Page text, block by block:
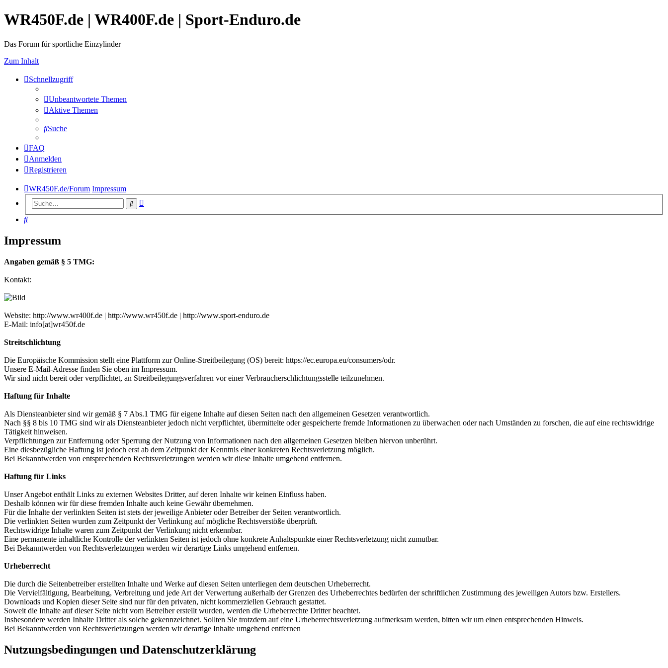
WR450F.de | WR400F.de | Sport-Enduro.de
Das Forum für sportliche Einzylinder
Zum Inhalt
Schnellzugriff
Unbeantwortete Themen
Aktive Themen
Suche
FAQ
Anmelden
Registrieren
WR450F.de/Forum Impressum
Suche
Suche
Impressum
Angaben gemäß § 5 TMG:
Kontakt:
Website: http://www.wr400f.de | http://www.wr450f.de | http://www.sport-enduro.de
E-Mail: info[at]wr450f.de
Streitschlichtung
Die Europäische Kommission stellt eine Plattform zur Online-Streitbeilegung (OS) bereit: https://ec.europa.eu/consumers/odr.
Unsere E-Mail-Adresse finden Sie oben im Impressum.
Wir sind nicht bereit oder verpflichtet, an Streitbeilegungsverfahren vor einer Verbraucherschlichtungsstelle teilzunehmen.
Haftung für Inhalte
Als Diensteanbieter sind wir gemäß § 7 Abs.1 TMG für eigene Inhalte auf diesen Seiten nach den allgemeinen Gesetzen verantwortlich.
Nach §§ 8 bis 10 TMG sind wir als Diensteanbieter jedoch nicht verpflichtet, übermittelte oder gespeicherte fremde Informationen zu überwachen oder nach Umständen zu forschen, die auf eine rechtswidrige
Tätigkeit hinweisen.
Verpflichtungen zur Entfernung oder Sperrung der Nutzung von Informationen nach den allgemeinen Gesetzen bleiben hiervon unberührt.
Eine diesbezügliche Haftung ist jedoch erst ab dem Zeitpunkt der Kenntnis einer konkreten Rechtsverletzung möglich.
Bei Bekanntwerden von entsprechenden Rechtsverletzungen werden wir diese Inhalte umgehend entfernen.
Haftung für Links
Unser Angebot enthält Links zu externen Websites Dritter, auf deren Inhalte wir keinen Einfluss haben.
Deshalb können wir für diese fremden Inhalte auch keine Gewähr übernehmen.
Für die Inhalte der verlinkten Seiten ist stets der jeweilige Anbieter oder Betreiber der Seiten verantwortlich.
Die verlinkten Seiten wurden zum Zeitpunkt der Verlinkung auf mögliche Rechtsverstöße überprüft.
Rechtswidrige Inhalte waren zum Zeitpunkt der Verlinkung nicht erkennbar.
Eine permanente inhaltliche Kontrolle der verlinkten Seiten ist jedoch ohne konkrete Anhaltspunkte einer Rechtsverletzung nicht zumutbar.
Bei Bekanntwerden von Rechtsverletzungen werden wir derartige Links umgehend entfernen.
Urheberrecht
Die durch die Seitenbetreiber erstellten Inhalte und Werke auf diesen Seiten unterliegen dem deutschen Urheberrecht.
Die Vervielfältigung, Bearbeitung, Verbreitung und jede Art der Verwertung außerhalb der Grenzen des Urheberrechtes bedürfen der schriftlichen Zustimmung des jeweiligen Autors bzw. Erstellers.
Downloads und Kopien dieser Seite sind nur für den privaten, nicht kommerziellen Gebrauch gestattet.
Soweit die Inhalte auf dieser Seite nicht vom Betreiber erstellt wurden, werden die Urheberrechte Dritter beachtet.
Insbesondere werden Inhalte Dritter als solche gekennzeichnet. Sollten Sie trotzdem auf eine Urheberrechtsverletzung aufmerksam werden, bitten wir um einen entsprechenden Hinweis.
Bei Bekanntwerden von Rechtsverletzungen werden wir derartige Inhalte umgehend entfernen
Nutzungsbedingungen und Datenschutzerklärung